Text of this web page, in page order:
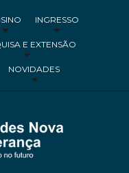
INGRESSO
E EXTENSÃO
NOVIDADES